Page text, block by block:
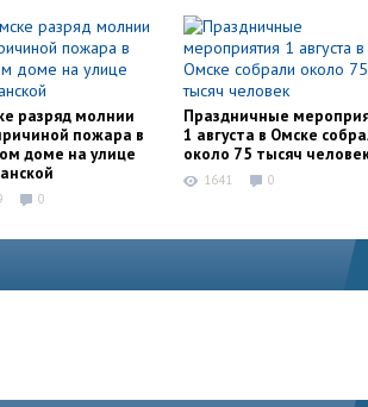
разряд молнии
пожара в
доме на улице
0
Праздничные
1 августа в Омске
около 75 тысяч
1641 0